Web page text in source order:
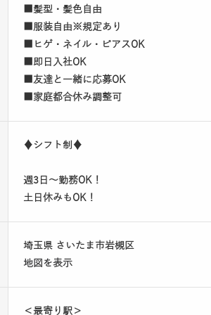
■髪型・髪色自由
■服装自由※規定あり
■ヒゲ・ネイル・ピアスOK
■即日入社OK
■友達と一緒に応募OK
■家庭都合休み調整可
♦シフト制♦
週3日～勤務OK！
土日休みもOK！
埼玉県 さいたま市岩槻区
地図を表示
＜最寄り駅＞